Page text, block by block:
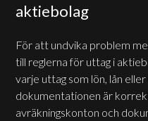
aktiebolag
För att undvika problem
till reglerna för uttag i
varje uttag som lön, lån
dokumentationen är
avräkningskonton och